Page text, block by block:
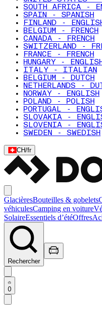
SOUTH AFRICA -
SPAIN - SPANISH
FINLAND -
BELGIUM - FRENCH
CANADA - FRENCH
SWITZERLAND -
FRANCE - FRENCH
HUNGARY - ENGLISH
ITALY - ITALIAN
BELGIUM - DUTCH
NETHERLANDS -
NORWAY - ENGLISH
POLAND - POLISH
PORTUGAL -
SLOVAKIA -
SLOVENIA -
SWEDEN - SWEDISH
CH/fr
GlacièresBouteilles & gobelets
véhiculesCamping en voiture
SolaireEssentiels d’étéOffres
Rechercher
0